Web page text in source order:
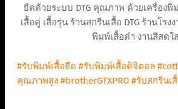
ยืดด้วยระบบ DTG คุณภาพ ด้วยเครื่อง
เสื้อคู่ เสื้อรุ่น ร้านสกรีนเสื้อ DTG ร้านโร
พิมพ์เสื้อดำ งานสีสดใ
#รับพิมพ์เสื้อยืด #รับพิมพ์เสื้อดิจิตอล
คุณภาพสูง #brotherGTXPRO #รับสกรีนเ